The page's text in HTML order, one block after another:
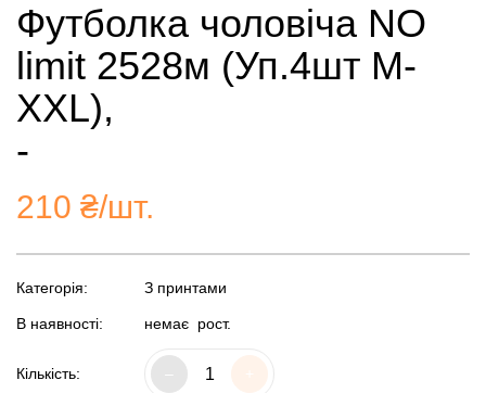
Футболка чоловіча NO
limit 2528м (Уп.4шт M-
XXL),
-
210 ₴/шт.
Категорія: З принтами
В наявності: немає рост.
Кількість: